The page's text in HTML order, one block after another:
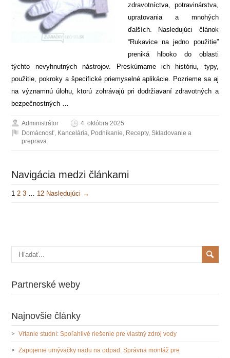
zdravotníctva, potravinárstva,
upratovania a mnohých
ďalších. Nasledujúci článok
“Rukavice na jedno použitie”
preniká hlboko do oblasti
týchto nevyhnutných nástrojov. Preskúmame ich históriu, typy,
použitie, pokroky a špecifické priemyselné aplikácie. Pozrieme sa aj
na významnú úlohu, ktorú zohrávajú pri dodržiavaní zdravotných a
bezpečnostných …
Administrátor
4. októbra 2025
Domácnosť, Kancelária, Podnikanie, Recepty,Skladovanie a
preprava
Navigácia medzi článkami
1 2 3 12 Nasledujúci →
Partnerské weby
Najnovšie články
Vŕtanie studní: Spoľahlivé riešenie pre vlastný zdroj vody
Zapojenie umývačky riadu na odpad: Správna montáž pre